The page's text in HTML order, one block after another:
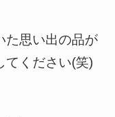
た思い出の品が
てください(笑)